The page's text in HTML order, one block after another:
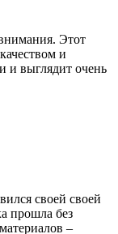
Этот
и
и выглядит очень
своей своей
прошла без
–